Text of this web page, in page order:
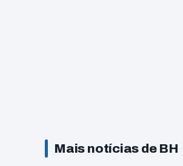
Mais notícias de BH